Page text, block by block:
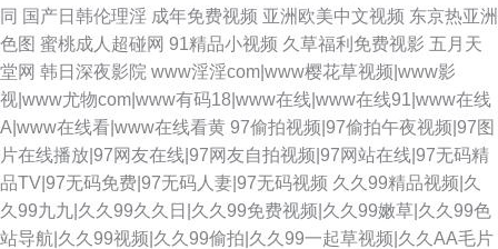
同 国产日韩伦理淫 成年免费视频 亚洲欧美中文视频 东京热亚洲
色图 蜜桃成人超碰网 91精品小视频 久草福利免费视影 五月天
堂网 韩日深夜影院 www淫淫com|www樱花草视频|www影
视|www尤物com|www有码18|www在线|www在线91|www在线
A|www在线看|www在线看黄 97偷拍视频|97偷拍午夜视频|97图
片在线播放|97网友在线|97网友自拍视频|97网站在线|97无码精
品TV|97无码免费|97无码人妻|97无码视频 久久99精品视频|久
久99九九|久久99久久日|久久99免费视频|久久99嫩草|久久99色
站导航|久久99视频|久久99偷拍|久久99一起草视频|久久AA毛片